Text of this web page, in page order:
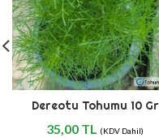
Dereotu Tohumu 10 Gr
35,00 TL (KDV Dahil)